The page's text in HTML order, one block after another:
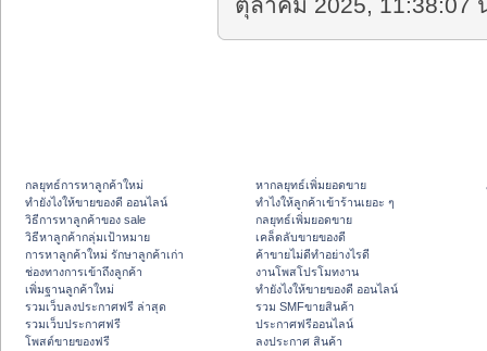
ตุลาคม 2025, 11:38:07
กลยุทธ์การหาลูกค้าใหม่
ทํายังไงให้ขายของดี ออนไลน์
วิธีการหาลูกค้าของ sale
วิธีหาลูกค้ากลุ่มเป้าหมาย
การหาลูกค้าใหม่ รักษาลูกค้าเก่า
ช่องทางการเข้าถึงลูกค้า
เพิ่มฐานลูกค้าใหม่
รวมเว็บลงประกาศฟรี ล่าสุด
รวมเว็บประกาศฟรี
โพสต์ขายของฟรี
หากลยุทธ์เพิ่มยอดขาย
ทําไงให้ลูกค้าเข้าร้านเยอะ ๆ
กลยุทธ์เพิ่มยอดขาย
เคล็ดลับขายของดี
ค้าขายไม่ดีทำอย่างไรดี
งานโพสโปรโมทงาน
ทํายังไงให้ขายของดี ออนไลน์
รวม SMFขายสินค้า
ประกาศฟรีออนไลน์
ลงประกาศ สินค้า